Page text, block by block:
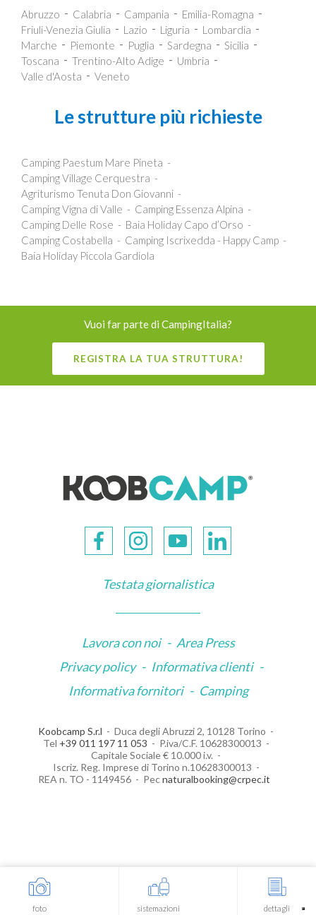
Abruzzo Calabria Campania
Emilia-Romagna
Friuli-Venezia Giulia
Lazio Liguria
Lombardia
Marche
Piemonte Puglia Sardegna
Sicilia
Toscana
Trentino-Alto Adige
Umbria
Valle d'Aosta
Veneto
Le strutture più richieste
Camping Paestum Mare Pineta
Camping Village Cerquestra
Agriturismo Tenuta Don Giovanni
Camping Vigna di Valle
Camping Essenza Alpina
Camping Delle Rose
Baia Holiday Capo d’Orso
Camping Costabella
Camping Iscrixedda - Happy Camp
Baia Holiday Piccola Gardiola
Vuoi far parte di CampingItalia?
REGISTRA LA TUA STRUTTURA!
Testata giornalistica
Lavora con noi - Area Press
Privacy policy - Informativa clienti -
Informativa fornitori - Camping
Koobcamp S.r.l
Duca degli Abruzzi 2, 10128 Torino
Tel +39 011 197 11 053
P.iva/C.F. 10628300013
Capitale Sociale € 10.000 i.v.
Iscriz. Reg. Imprese di Torino n.10628300013
REA n. TO - 1149456
Pecnaturalbooking@crpec.it
foto sistemazioni dettagli
Informativa sulla raccolta
Le tue preferenze relative alla privacy